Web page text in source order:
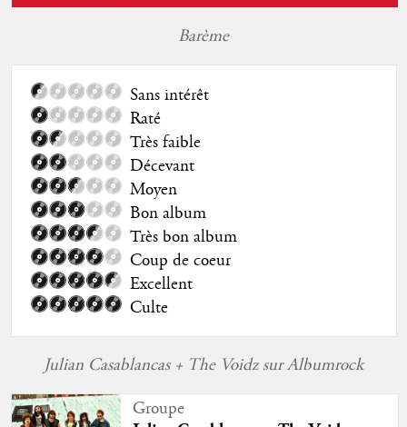
Barème
Sans intérêt
Raté
Très faible
Décevant
Moyen
Bon album
Très bon album
Coup de coeur
Excellent
Culte
Julian Casablancas + The Voidz sur Albumrock
Groupe